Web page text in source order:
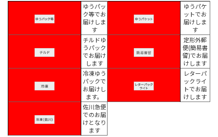
ゆうパッ
ク等でお
届けしま
す
ゆうパケ
ットでお
届けしま
す
チルドゆ
うパック
でお届け
します
定形外郵
便(簡易書
留)でお届
けします
冷凍ゆう
パックで
お届けし
ます。
レターパ
ックライ
トでお届
けします
佐川急便
でのお届
けとなり
ます